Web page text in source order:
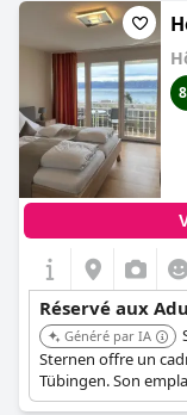
Réservé aux
Généré par IA
Sternen offre un
Tübingen. Son
paisible et